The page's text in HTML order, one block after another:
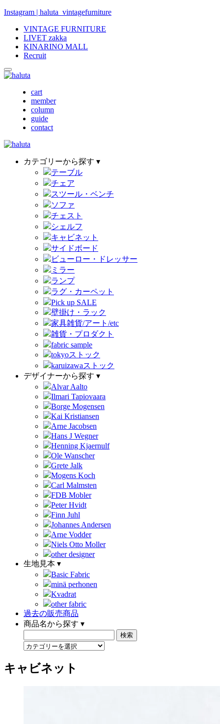
Instagram | haluta_vintagefurniture
VINTAGE FURNITURE
LIVET zakka
KINARINO MALL
Recruit
cart
member
column
guide
contact
カテゴリーから探す ▾
テーブル
チェア
スツール・ベンチ
ソファ
チェスト
シェルフ
キャビネット
サイドボード
ビューロー・ドレッサー
ミラー
ランプ
ラグ・カーペット
Pick up SALE
壁掛け・ラック
家具雑貨/アート/etc
雑貨・プロダクト
fabric sample
tokyoストック
karuizawaストック
デザイナーから探す ▾
Alvar Aalto
Ilmari Tapiovaara
Borge Mogensen
Kai Kristiansen
Arne Jacobsen
Hans J Wegner
Henning Kjaernulf
Ole Wanscher
Grete Jalk
Mogens Koch
Carl Malmsten
FDB Mobler
Peter Hvidt
Finn Juhl
Johannes Andersen
Arne Vodder
Niels Otto Moller
other designer
生地見本 ▾
Basic Fabric
minä perhonen
Kvadrat
other fabric
過去の販売商品
商品名から探す ▾
キャビネット